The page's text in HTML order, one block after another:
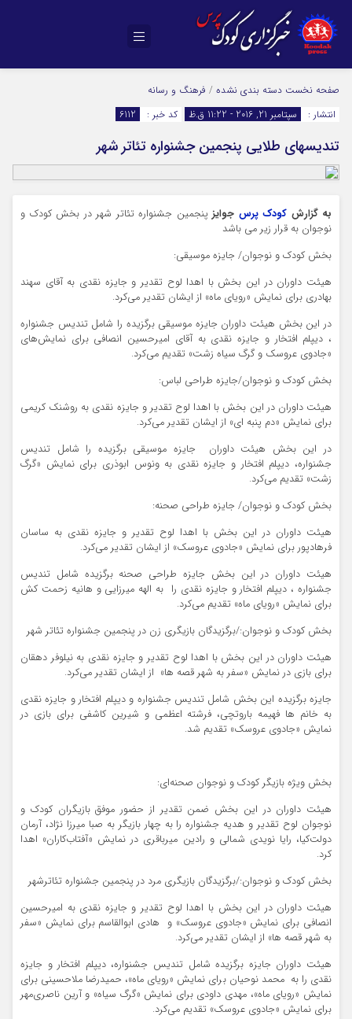
صفحه نخست دسته بندی نشده / فرهنگ و رسانه
انتشار :
سپتامبر 21, 2016 - 11:22 ق.ظ کد خبر : 6112
تندیسهای طلایی پنجمین جشنواره تئاتر شهر
به گزارش کودک پرس جوایزپنجمین جشنواره تئاتر شهر در بخش کودک و
نوجوان به قرار زیر می باشد
بخش کودک و نوجوان/ جایزه موسیقی:
هیئت داوران در این بخش با اهدا لوح تقدیر و جایزه نقدی به آقای سهند
بهادری برای نمایش «رویای ماه» از ایشان تقدیر می‌کرد.
در این بخش هیئت داوران جایزه موسیقی برگزیده را شامل تندیس جشنواره
، دیپلم افتخار و جایزه نقدی به آقای امیرحسین انصافی برای نمایش‌های
«جادوی عروسک و گرگ سیاه زشت» تقدیم می‌کرد.
بخش کودک و نوجوان/جایزه طراحی لباس:
هیئت داوران در این بخش با اهدا لوح تقدیر و جایزه نقدی به روشنک کریمی
برای نمایش «دم پنبه ای» از ایشان تقدیر می‌کرد.
در این بخش هیئت داوران جایزه موسیقی برگزیده را شامل تندیس
جشنواره، دیپلم افتخار و جایزه نقدی به ونوس ابوذری برای نمایش «گرگ
زشت» تقدیم می‌‌کرد.
بخش کودک و نوجوان/ جایزه طراحی صحنه:
هیئت داوران در این بخش با اهدا لوح تقدیر و جایزه نقدی به ساسان
فرهادپور برای نمایش «جادوی عروسک» از ایشان تقدیر می‌کرد.
هیئت داوران در این بخش جایزه طراحی صحنه برگزیده شامل تندیس
جشنواره ، دیپلم افتخار و جایزه نقدی را به الهه میرزایی و هانیه زحمت کش
برای نمایش «رویای ماه» تقدیم می‌کرد.
بخش کودک و نوجوان:/برگزیدگان بازیگری زن در پنجمین جشنواره تئاتر شهر
هیئت داوران در این بخش با اهدا لوح تقدیر و جایزه نقدی به نیلوفر دهقان
برای بازی در نمایش «سفر به شهر قصه ها» از ایشان تقدیر می‌کرد.
جایزه برگزیده این بخش شامل تندیس جشنواره و دیپلم افتخار و جایزه نقدی
به خانم ها فهیمه باروتچی، فرشته اعظمی و شیرین کاشفی برای بازی در
نمایش «جادوی عروسک» تقدیم شد.
بخش ویژه بازیگر کودک و نوجوان صحنه‌ای:
هیئت داوران در این بخش ضمن تقدیر از حضور موفق بازیگران کودک و
نوجوان لوح تقدیر و هدیه جشنواره را به چهار بازیگر به صبا میرزا نژاد، آرمان
دولت‌کیا، رایا نویدی شمالی و رادین میرباقری در نمایش «آفتاب‌کاران» اهدا
کرد.
بخش کودک و نوجوان:/برگزیدگان بازیگری مرد در پنجمین جشنواره تئاترشهر
هیئت داوران در این بخش با اهدا لوح تقدیر و جایزه نقدی به امیرحسین
انصافی برای نمایش «جادوی عروسک» و هادی ابوالقاسم برای نمایش «سفر
به شهر قصه ها» از ایشان تقدیر می‌کرد.
هیئت داوران جایزه برگزیده شامل تندیس جشنواره، دیپلم افتخار و جایزه
نقدی را به محمد نوحیان برای نمایش «رویای ماه»، حمیدرضا ملاحسینی برای
نمایش «رویای ماه»، مهدی داودی برای نمایش «گرگ سیاه» و آرین ناصری‌مهر
برای نمایش «جادوی عروسک» تقدیم می‌کرد.